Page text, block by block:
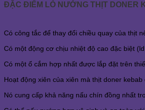
ĐẶC ĐIỂM LÒ NƯỚNG THỊT DONER
Có công tắc để thay đổi chiều quay của thịt
Có một động cơ chịu nhiệt độ cao đặc biệt
Có một ổ cắm hợp nhất được lắp đặt trên
Hoạt động xiên của xiên mà thịt doner
Nó cung cấp khả năng nấu chín đồng nhất